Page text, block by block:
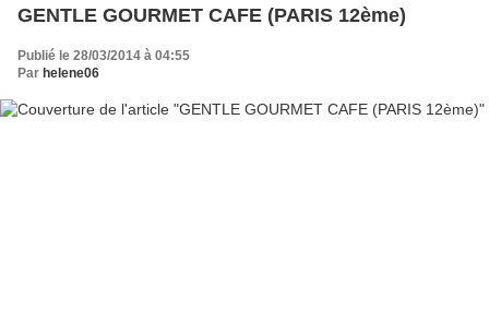
GENTLE GOURMET CAFE (PARIS 12ème)
Publié le 28/03/2014 à 04:55
Par helene06